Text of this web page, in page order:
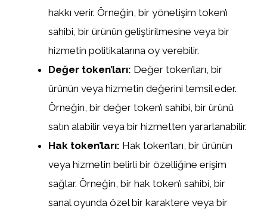
hakkı verir. Örneğin, bir yönetişim token’ı
sahibi, bir ürünün geliştirilmesine veya bir
hizmetin politikalarına oy verebilir.
Değer token’ları: Değer token’ları, bir
ürünün veya hizmetin değerini temsil eder.
Örneğin, bir değer token’ı sahibi, bir ürünü
satın alabilir veya bir hizmetten yararlanabilir.
Hak token’ları: Hak token’ları, bir ürünün
veya hizmetin belirli bir özelliğine erişim
sağlar. Örneğin, bir hak token’ı sahibi, bir
sanal oyunda özel bir karaktere veya bir